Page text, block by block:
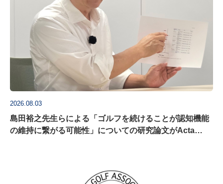
2026.08.03
島田裕之先生らによる「ゴルフを続けることが認知機能
の維持に繋がる可能性」についての研究論文がActa